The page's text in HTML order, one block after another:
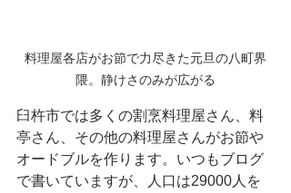
料理屋各店がお節で力尽きた元旦の八町界
隈。静けさのみが広がる
臼杵市では多くの割烹料理屋さん、料
亭さん、その他の料理屋さんがお節や
オードブルを作ります。いつもブログ
で書いていますが、人口は29000人を